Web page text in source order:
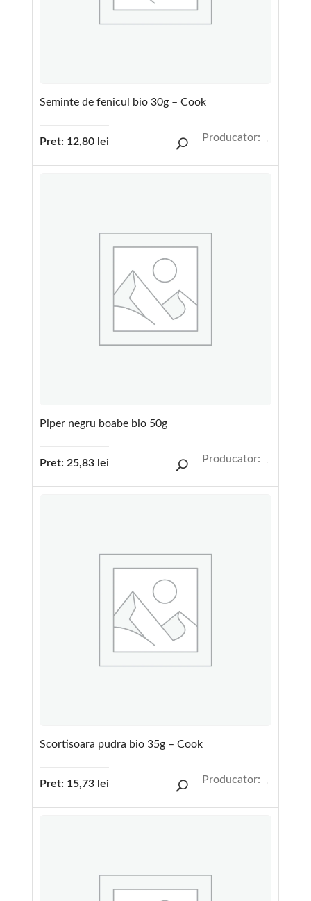
Seminte de fenicul bio 30g – Cook
Pret: 12,80 lei Producator:
Piper negru boabe bio 50g
Pret: 25,83 lei Producator:
Scortisoara pudra bio 35g – Cook
Pret: 15,73 lei Producator: